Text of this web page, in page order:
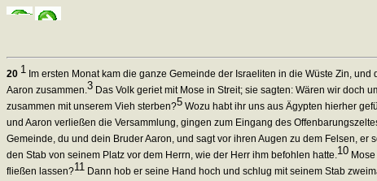
20 1 Im ersten Monat kam die ganze Gemeinde der Israeliten in die Wüste Zin,
Aaron zusammen.3 Das Volk geriet mit Mose in Streit; sie sagten: Wären wir doch
zusammen mit unserem Vieh sterben?5 Wozu habt ihr uns aus Ägypten hierher
und Aaron verließen die Versammlung, gingen zum Eingang des
Gemeinde, du und dein Bruder Aaron, und sagt vor ihren Augen zu dem Felsen,
den Stab von seinem Platz vor dem Herrn, wie der Herr ihm befohlen hatte.10
fließen lassen?11 Dann hob er seine Hand hoch und schlug mit seinem Stab